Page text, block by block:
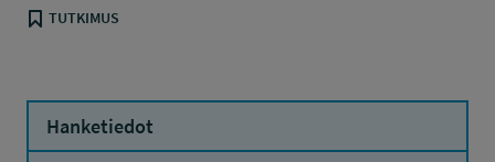
TUTKIMUS
Hanketiedot